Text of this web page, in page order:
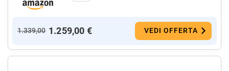
1.339,00 1.259,00 € VEDI OFFERTA